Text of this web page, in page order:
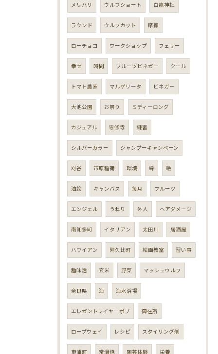
メリハリ ウルフショート 白龍神社
ラウンド ウルフカット 摩擦
ローチョコ ワークショップ フェザー
幸せ 時間 フルーツビネガー クール
トマト農家 マルゲリータ ビネガー
大池公園 お祭り ミディーロング
カジュアル 専修寺 練習
シルバーカラー シャンプーキャンペーン
刈谷 市原稲荷 環境 緑 絵
油絵 キャンバス 毎月 フルーツ
エンジェル うねり 外人 ヘアダメージ
南知多町 イタリアン 太田川 居酒屋
ハワイアン 阿久比町 絵画教室 習い事
趣味活 玄米 野菜 マッシュウルフ
奈良県 海 海水浴場
エレガントレイヤーボブ 御在所
ロープウェイ レシピ スタイリング剤
東浦町 常滑焼 陶芸体験 栄養